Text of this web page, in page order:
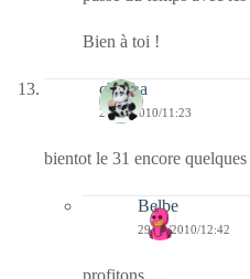
Bien à toi !
chacha
29/12/2010/11:23
bientot le 31 encore
Belbe
29/12/2010/12:42
profitons …